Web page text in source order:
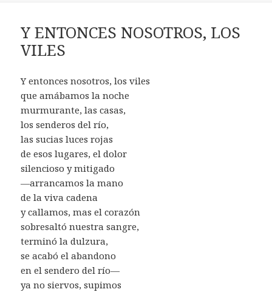
Y ENTONCES NOSOTROS, LOS
VILES
Y entonces nosotros, los viles
que amábamos la noche
murmurante, las casas,
los senderos del río,
las sucias luces rojas
de esos lugares, el dolor
silencioso y mitigado
—arrancamos la mano
de la viva cadena
y callamos, mas el corazón
sobresaltó nuestra sangre,
terminó la dulzura,
se acabó el abandono
en el sendero del río—
ya no siervos, supimos